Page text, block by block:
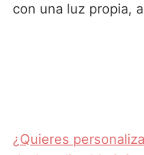
con una luz propia,
¿Quieres